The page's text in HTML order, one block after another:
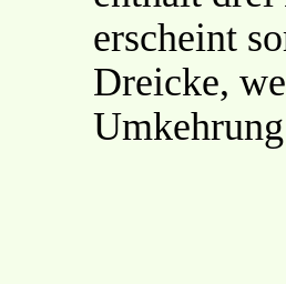
erscheint
Dreicke,